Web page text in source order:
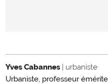
Yves Cabannes | urbaniste
Urbaniste, professeur